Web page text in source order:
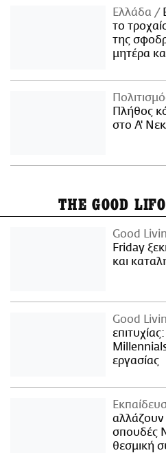
Ελλάδα
το
της
μητέρα
Πλήθος
στο Α'
THE GOOD LIFO
Good
Friday
και
Good
εργασίας
αλλάζουν
σπουδές
θεσμική